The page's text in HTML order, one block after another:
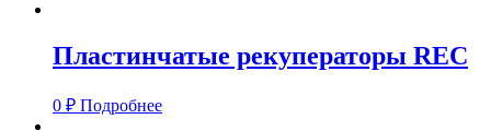
Пластинчатые рекуператоры REC
0 ₽ Подробнее